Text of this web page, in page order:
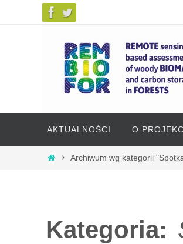
treści
AKTUALNOŚCI O
StronaArchiwum wg kategorii
Kategoria: